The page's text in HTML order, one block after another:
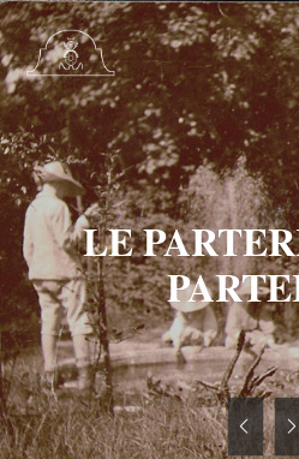
LE